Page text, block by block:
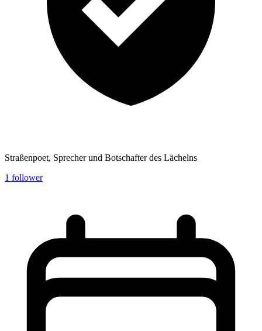
Straßenpoet, Sprecher und Botschafter des Lächelns
1 follower